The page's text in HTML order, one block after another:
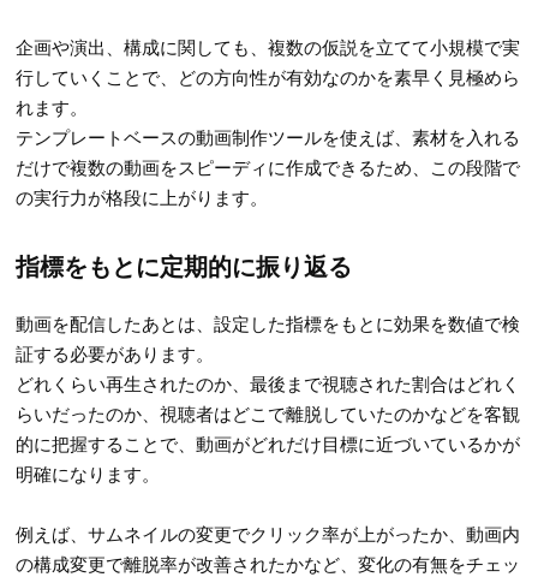
企画や演出、構成に関しても、複数の仮説を立てて小規模で実
行していくことで、どの方向性が有効なのかを素早く見極めら
れます。
テンプレートベースの動画制作ツールを使えば、素材を入れる
だけで複数の動画をスピーディに作成できるため、この段階で
の実行力が格段に上がります。
指標をもとに定期的に振り返る
動画を配信したあとは、設定した指標をもとに効果を数値で検
証する必要があります。
どれくらい再生されたのか、最後まで視聴された割合はどれく
らいだったのか、視聴者はどこで離脱していたのかなどを客観
的に把握することで、動画がどれだけ目標に近づいているかが
明確になります。
例えば、サムネイルの変更でクリック率が上がったか、動画内
の構成変更で離脱率が改善されたかなど、変化の有無をチェッ